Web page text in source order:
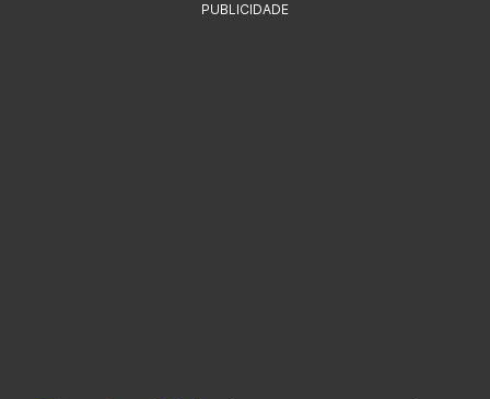
PUBLICIDADE